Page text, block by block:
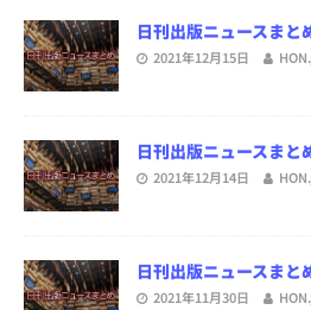
日刊出版ニュースま
2021年12月15日
日刊出版ニュースま
2021年12月14日
日刊出版ニュースま
2021年11月30日